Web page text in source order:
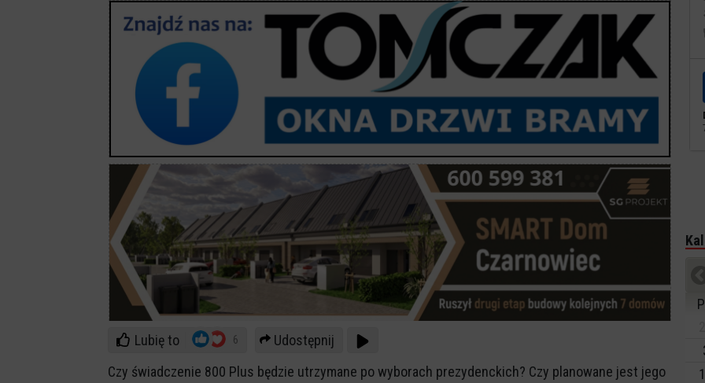
Lubię to 6
Udostępnij
Czy świadczenie 800 Plus będzie utrzymane po wyborach prezydenckich? Czy planowane jest jego